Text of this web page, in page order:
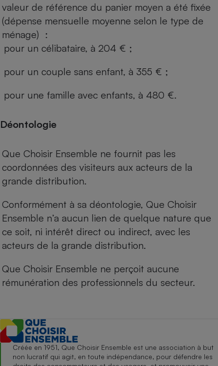
valeur de référence du panier moyen a été fixée
(dépense mensuelle moyenne selon le type de
ménage) :
pour un célibataire, à 204 € ;
pour un couple sans enfant, à 355 € ;
pour une famille avec enfants, à 480 €.
Déontologie
Que Choisir Ensemble ne fournit pas les
coordonnées des visiteurs aux acteurs de la
grande distribution.
Conformément à sa déontologie, Que Choisir
Ensemble n’a aucun lien de quelque nature que
ce soit, ni intérêt direct ou indirect, avec les
acteurs de la grande distribution.
Que Choisir Ensemble ne perçoit aucune
rémunération des professionnels du secteur.
Créée en 1951, Que Choisir Ensemble est une association à but
non lucratif qui agit, en toute indépendance, pour défendre les